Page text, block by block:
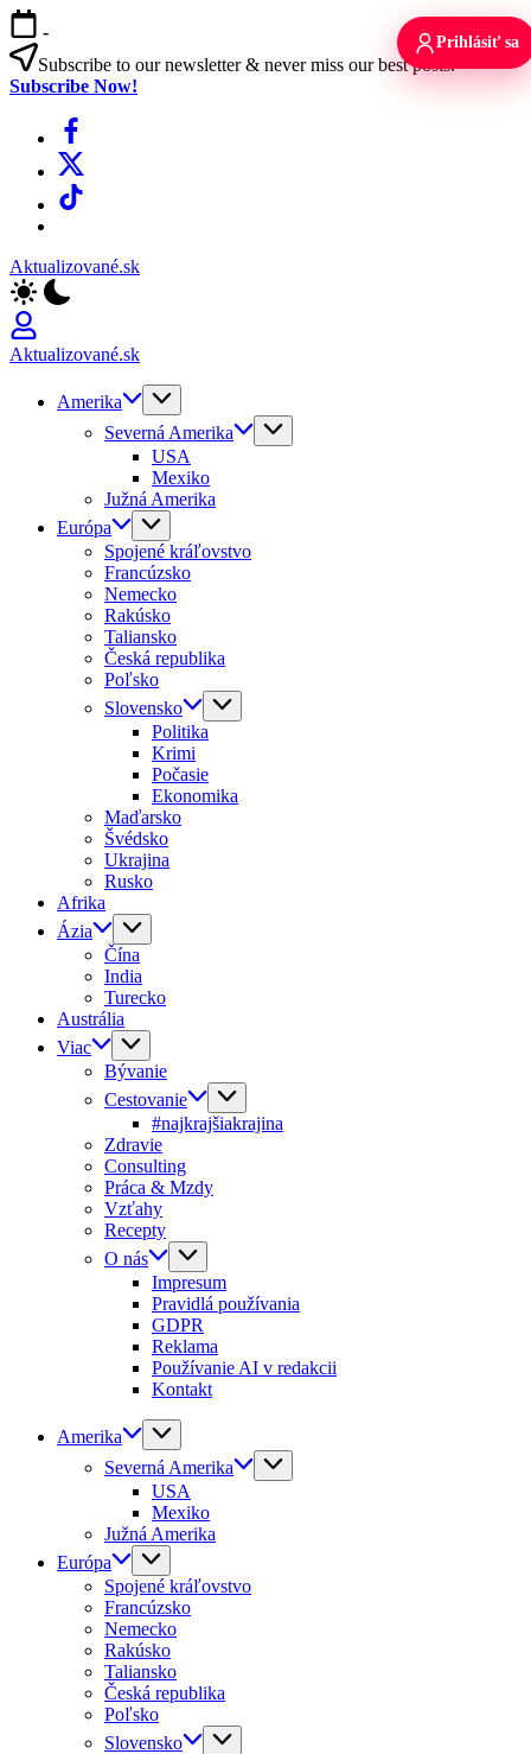
Skip
to
content
-
Subscribe to our newsletter & never miss our best posts.
Subscribe Now!
Facebook
X
TikTok
Aktualizované.sk
Aktualizované.sk
Amerika
Severná Amerika
USA
Mexiko
Južná Amerika
Európa
Spojené kráľovstvo
Francúzsko
Nemecko
Rakúsko
Taliansko
Česká republika
Poľsko
Slovensko
Politika
Krimi
Počasie
Ekonomika
Maďarsko
Švédsko
Ukrajina
Rusko
Afrika
Ázia
Čína
India
Turecko
Austrália
Viac
Bývanie
Cestovanie
#najkrajšiakrajina
Zdravie
Consulting
Práca & Mzdy
Vzťahy
Recepty
O nás
Impresum
Pravidlá používania
GDPR
Reklama
Používanie AI v redakcii
Kontakt
Amerika
Severná Amerika
USA
Mexiko
Južná Amerika
Európa
Spojené kráľovstvo
Francúzsko
Nemecko
Rakúsko
Taliansko
Česká republika
Poľsko
Slovensko
Prihlásiť sa